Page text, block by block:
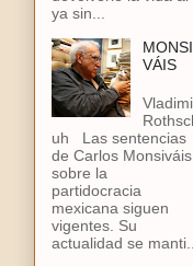
ya sin...
MONSI
VÁIS
uh Las sentencias
de Carlos Monsiváis
sobre la
partidocracia
mexicana siguen
vigentes. Su
actualidad se manti...